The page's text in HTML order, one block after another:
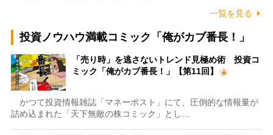
一覧を見る
投資ノウハウ満載コミック「俺がカブ番長！」
「売り時」を逃さないトレンド見極め術 投資コ
ミック「俺がカブ番長！」【第11回】
かつて投資情報雑誌「マネーポスト」にて、圧倒的な情報量が
詰め込まれた「天下無敵の株コミック」とし…